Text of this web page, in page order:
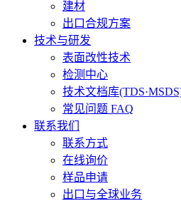
建材
出口合规方案
技术与研发
表面改性技术
检测中心
技术文档库
常见问题 FAQ
联系我们
联系方式
在线询价
样品申请
出口与全球业务